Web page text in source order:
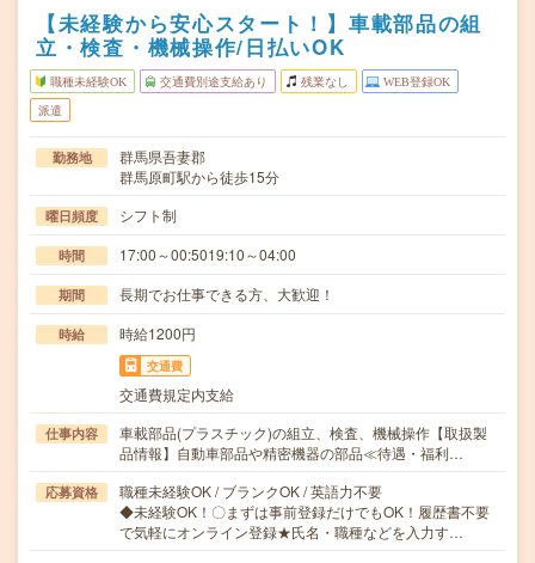
【未経験から安心スタート！】車載部品の組
立・検査・機械操作/日払いOK
職種未経験OK 交通費別途支給あり 残業なし WEB登録OK
派遣
勤務地
群馬県吾妻郡
群馬原町駅から徒歩15分
曜日頻度 シフト制
時間 17:00～00:5019:10～04:00
期間 長期でお仕事できる方、大歓迎！
時給 時給1200円
交通費
交通費規定内支給
仕事内容
車載部品(プラスチック)の組立、検査、機械操作【取扱製
品情報】自動車部品や精密機器の部品≪待遇・福利…
応募資格
職種未経験OK / ブランクOK / 英語力不要
◆未経験OK！〇まずは事前登録だけでもOK！履歴書不要
で気軽にオンライン登録★氏名・職種などを入力す…